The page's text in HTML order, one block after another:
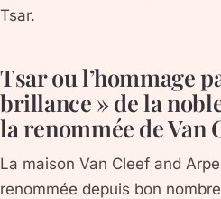
Tsar.
Tsar ou l’hommage
brillance » de la
la renommée de Van
La maison Van Cleef and
renommée depuis bon